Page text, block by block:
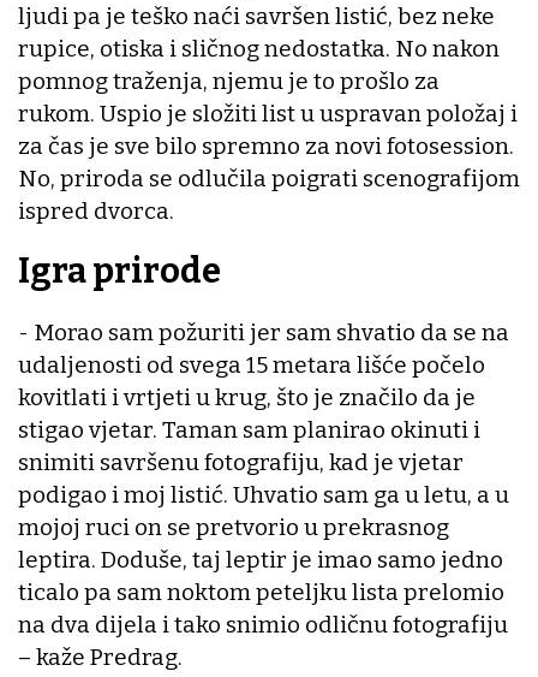
ljudi pa je teško naći savršen listić, bez neke
rupice, otiska i sličnog nedostatka. No nakon
pomnog traženja, njemu je to prošlo za
rukom. Uspio je složiti list u uspravan položaj i
za čas je sve bilo spremno za novi fotosession.
No, priroda se odlučila poigrati scenografijom
ispred dvorca.
Igra prirode
- Morao sam požuriti jer sam shvatio da se na
udaljenosti od svega 15 metara lišće počelo
kovitlati i vrtjeti u krug, što je značilo da je
stigao vjetar. Taman sam planirao okinuti i
snimiti savršenu fotografiju, kad je vjetar
podigao i moj listić. Uhvatio sam ga u letu, a u
mojoj ruci on se pretvorio u prekrasnog
leptira. Doduše, taj leptir je imao samo jedno
ticalo pa sam noktom peteljku lista prelomio
na dva dijela i tako snimio odličnu fotografiju
– kaže Predrag.